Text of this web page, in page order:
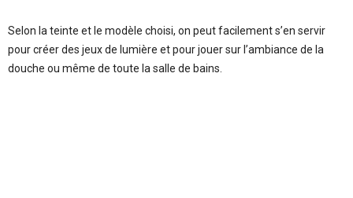
Selon la teinte et le modèle choisi, on peut facilement s’en servir
pour créer des jeux de lumière et pour jouer sur l’ambiance de la
douche ou même de toute la salle de bains.